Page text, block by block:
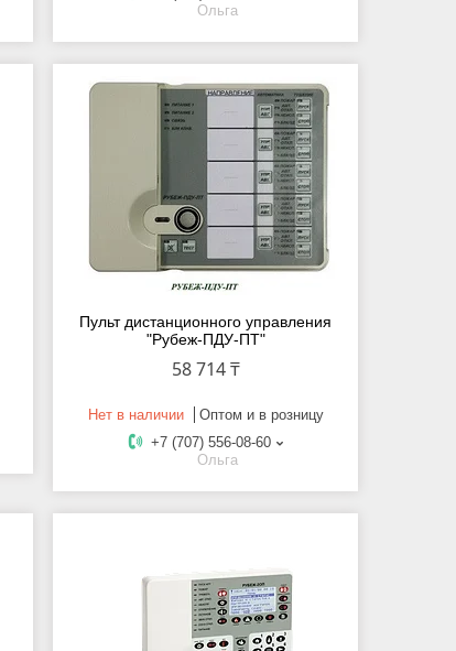
Ольга
Пульт дистанционного управления
"Рубеж-ПДУ-ПТ"
58 714 ₸
Нет в наличии
Оптом и в розницу
+7 (707) 556-08-60
Ольга